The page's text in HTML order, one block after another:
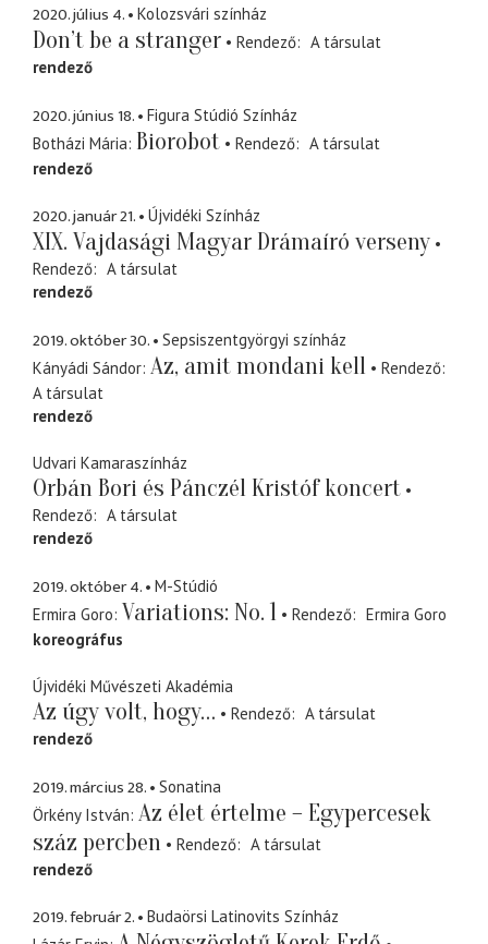
2020. július 4. Kolozsvári színház
Don’t be a stranger Rendező
A társulat
rendező
2020. június 18.
Figura Stúdió Színház
Botházi Mária Biorobot Rendező
A társulat
rendező
2020. január 21. Újvidéki Színház
XIX. Vajdasági Magyar Drámaíró verseny
Rendező
A társulat
rendező
2019. október 30.
Sepsiszentgyörgyi színház
Kányádi Sándor Az, amit mondani kell
Rendező
A társulat
rendező
Udvari Kamaraszínház
Orbán Bori és Pánczél Kristóf koncert
Rendező
A társulat
rendező
2019. október 4.
M-Stúdió
Ermira Goro Variations: No. 1 Rendező
Ermira Goro
koreográfus
Újvidéki Művészeti Akadémia
Az úgy volt, hogy… Rendező
A társulat
rendező
2019. március 28.
Sonatina
Örkény István Az élet értelme – Egypercesek
száz percben
Rendező
A társulat
rendező
2019. február 2.
Budaörsi Latinovits Színház